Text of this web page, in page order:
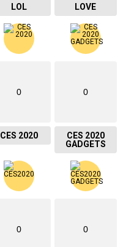
LOL LOVE
0
CES 2020
0
CES 2020
GADGETS
0 0